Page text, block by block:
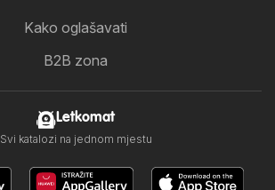
Kako oglašavati
B2B zona
Letkomat
Svi katalozi na jednom mjestu